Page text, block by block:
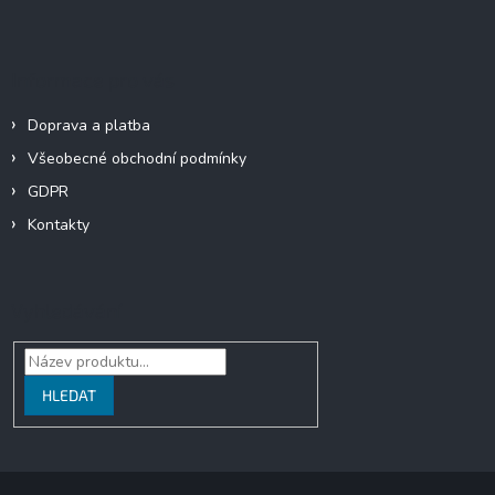
Doprava a platba
Všeobecné obchodní podmínky
GDPR
Kontakty
HLEDAT